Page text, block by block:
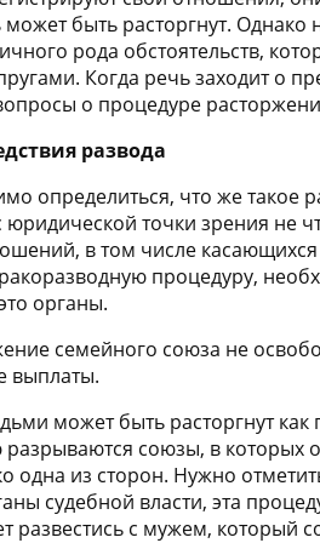
быть расторгнут. Однако
рода обстоятельств,
Когда речь заходит о
о процедуре
развода
определиться, что же такое
юридической точки зрения не
в том числе касающихся
процедуру,
органы.
семейного союза не
выплаты.
может быть расторгнут
союзы, в которых
одна из сторон. Нужно
судебной власти, эта
развестись с мужем, который